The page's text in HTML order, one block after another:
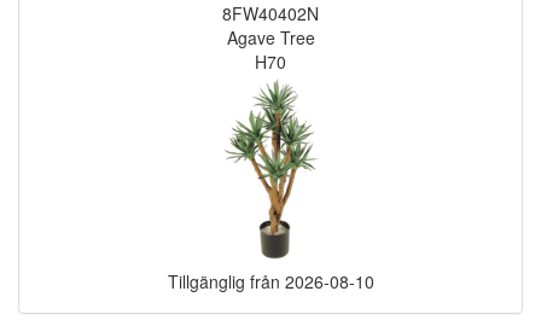
8FW40402N
Agave Tree
H70
Tillgänglig från 2026-08-10